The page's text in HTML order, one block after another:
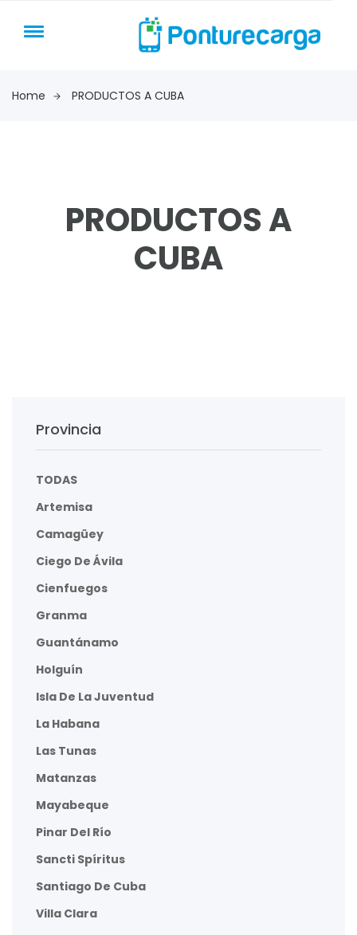
Home PRODUCTOS A CUBA
PRODUCTOS A
CUBA
Provincia
TODAS
Artemisa
Camagüey
Ciego De Ávila
Cienfuegos
Granma
Guantánamo
Holguín
Isla De La Juventud
La Habana
Las Tunas
Matanzas
Mayabeque
Pinar Del Río
Sancti Spíritus
Santiago De Cuba
Villa Clara